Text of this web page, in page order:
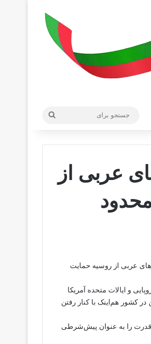
عربی از
عربی از روسیه حمایت
و ایالات متحده آمریکا
کشور هم‌اینک با کنار رفتن
قدرت را به عنوان پیش‌شرطی